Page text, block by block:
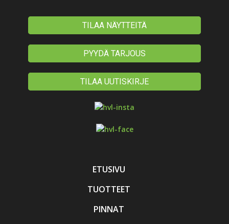
TILAA NÄYTTEITÄ
PYYDÄ TARJOUS
TILAA UUTISKIRJE
ETUSIVU
TUOTTEET
PINNAT